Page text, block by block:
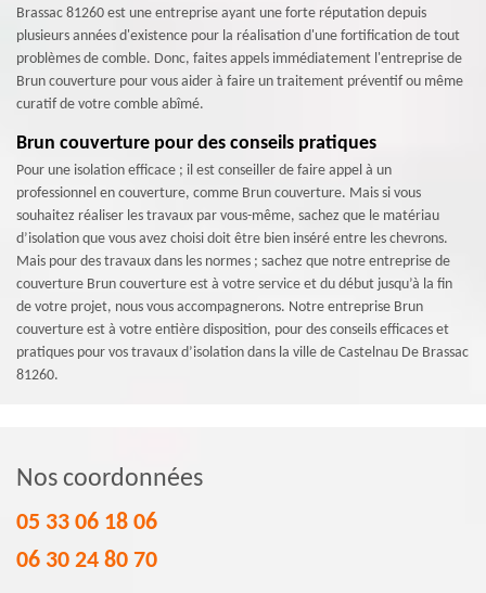
Brassac 81260 est une entreprise ayant une forte réputation depuis
plusieurs années d'existence pour la réalisation d'une fortification de tout
problèmes de comble. Donc, faites appels immédiatement l'entreprise de
Brun couverture pour vous aider à faire un traitement préventif ou même
curatif de votre comble abîmé.
Brun couverture pour des conseils pratiques
Pour une isolation efficace ; il est conseiller de faire appel à un
professionnel en couverture, comme Brun couverture. Mais si vous
souhaitez réaliser les travaux par vous-même, sachez que le matériau
d’isolation que vous avez choisi doit être bien inséré entre les chevrons.
Mais pour des travaux dans les normes ; sachez que notre entreprise de
couverture Brun couverture est à votre service et du début jusqu’à la fin
de votre projet, nous vous accompagnerons. Notre entreprise Brun
couverture est à votre entière disposition, pour des conseils efficaces et
pratiques pour vos travaux d’isolation dans la ville de Castelnau De Brassac
81260.
Nos coordonnées
05 33 06 18 06
06 30 24 80 70